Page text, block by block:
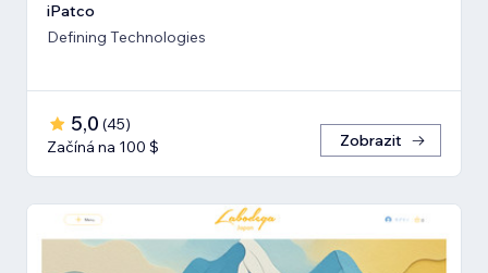
iPatco
Defining Technologies
5,0 (45)
Začíná na 100 $
Zobrazit